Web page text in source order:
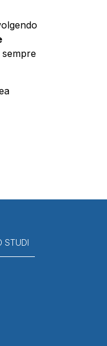
STUDI